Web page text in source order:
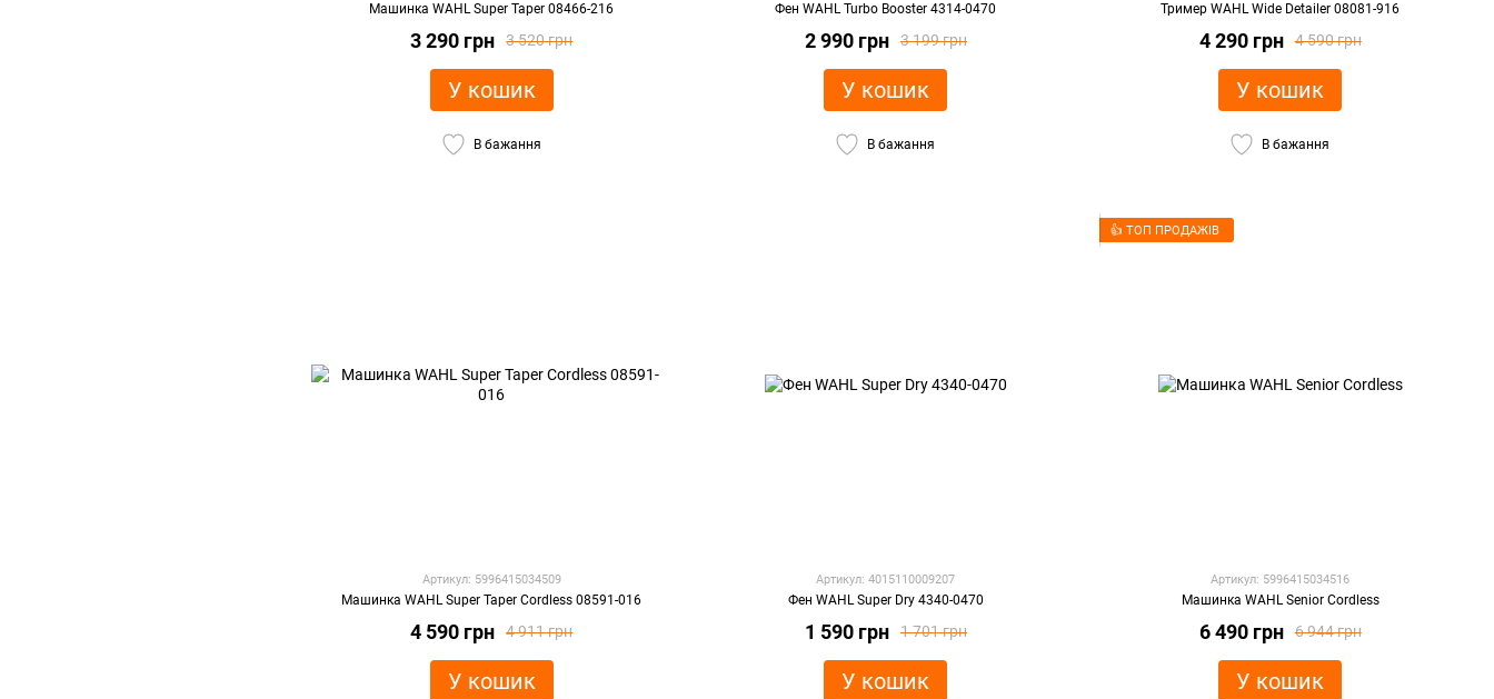
Машинка WAHL Super Taper 08466-216
3 520 грн
3 290 грн
У кошик
В бажання
Фен WAHL Turbo Booster 4314-0470
3 199 грн
2 990 грн
У кошик
В бажання
Тример WAHL Wide Detailer 08081-916
4 590 грн
4 290 грн
У кошик
В бажання
Артикул: 5996415034509
Машинка WAHL Super Taper Cordless 08591-016
4 911 грн
4 590 грн
У кошик
Артикул: 4015110009207
Фен WAHL Super Dry 4340-0470
1 701 грн
1 590 грн
У кошик
👍 ТОП ПРОДАЖІВ
Артикул: 5996415034516
Машинка WAHL Senior Cordless
6 944 грн
6 490 грн
У кошик